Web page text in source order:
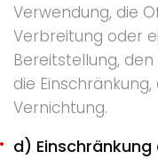
Verwendung, die
Verbreitung oder
Bereitstellung,
die
Vernichtung.
d)